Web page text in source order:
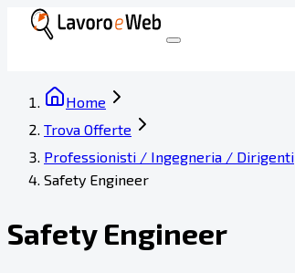
Home
Trova Offerte
Professionisti / Ingegneria / Dirigenti
Safety Engineer
Safety Engineer